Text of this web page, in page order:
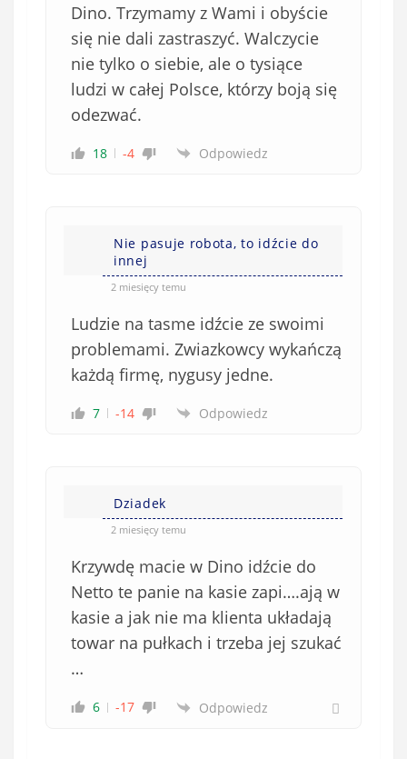
Dino. Trzymamy z Wami i obyście
się nie dali zastraszyć. Walczycie
nie tylko o siebie, ale o tysiące
ludzi w całej Polsce, którzy boją się
odezwać.
18 -4 Odpowiedz
Nie pasuje robota, to idźcie do
innej
2 miesięcy temu
Ludzie na tasme idźcie ze swoimi
problemami. Zwiazkowcy wykańczą
każdą firmę, nygusy jedne.
7 -14 Odpowiedz
Dziadek
2 miesięcy temu
Krzywdę macie w Dino idźcie do
Netto te panie na kasie zapi….ają w
kasie a jak nie ma klienta układają
towar na pułkach i trzeba jej szukać
…
6 -17 Odpowiedz